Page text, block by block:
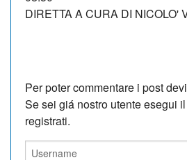
DIRETTA A CURA DI NICOLO'
Per poter commentare i post
Se sei giá nostro utente esegui
registrati.